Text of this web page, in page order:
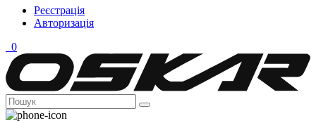
Реєстрація
Авторизація
0